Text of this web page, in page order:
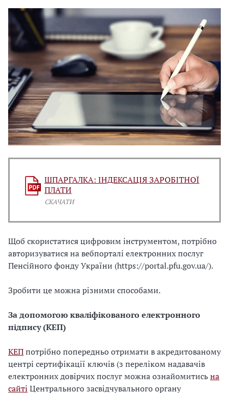
ШПАРГАЛКА: ІНДЕКСАЦІЯ ЗАРОБІТНОЇ
ПЛАТИ
СКАЧАТИ
Щоб скористатися цифровим інструментом, потрібно
авторизуватися на вебпорталі електронних послуг
Пенсійного фонду України (https://portal.pfu.gov.ua/).
Зробити це можна різними способами.
За допомогою кваліфікованого електронного
підпису (КЕП)
КЕПпотрібно попередньо отримати в акредитованому
центрі сертифікації ключів (з переліком надавачів
електронних довірчих послуг можна ознайомитисьна
сайті Центрального засвідчувального органу